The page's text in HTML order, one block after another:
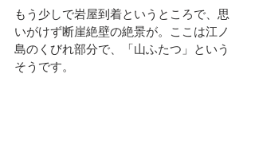
もう少しで岩屋到着というところで、思
いがけず断崖絶壁の絶景が。ここは江ノ
島のくびれ部分で、「山ふたつ」という
そうです。